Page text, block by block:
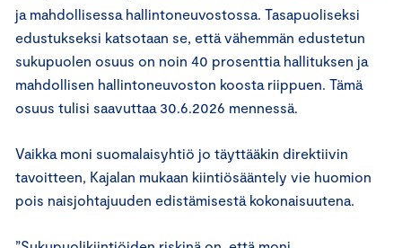
ja mahdollisessa hallintoneuvostossa. Tasapuoliseksi
edustukseksi katsotaan se, että vähemmän edustetun
sukupuolen osuus on noin 40 prosenttia hallituksen ja
mahdollisen hallintoneuvoston koosta riippuen. Tämä
osuus tulisi saavuttaa 30.6.2026 mennessä.
Vaikka moni suomalaisyhtiö jo täyttääkin direktiivin
tavoitteen, Kajalan mukaan kiintiösääntely vie huomion
pois naisjohtajuuden edistämisestä kokonaisuutena.